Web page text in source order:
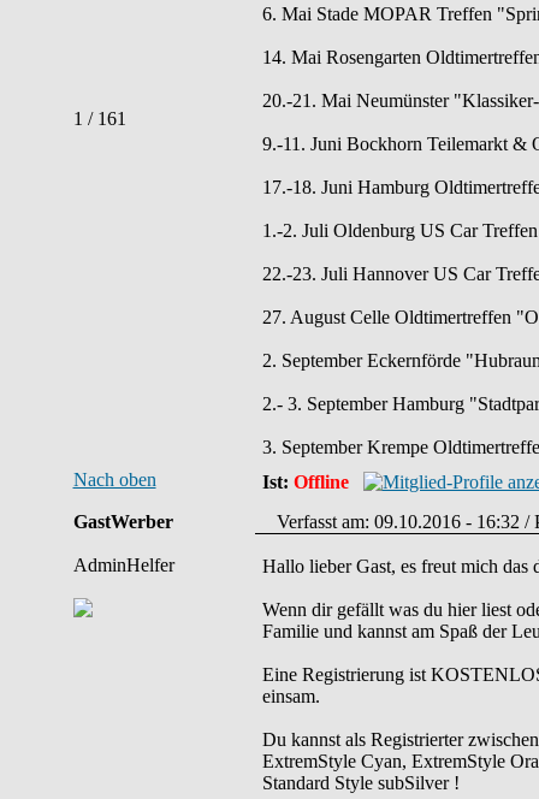
1 / 161
6. Mai Stade MOPAR Treffen
14. Mai Rosengarten
20.-21. Mai Neumünster
9.-11. Juni Bockhorn Teilemarkt &
17.-18. Juni Hamburg
1.-2. Juli Oldenburg US Car
22.-23. Juli Hannover US Car
27. August Celle Oldtimertreffen
2. September Eckernförde
2.- 3. September Hamburg
3. September Krempe
Nach oben
Ist: Offline
GastWerber
AdminHelfer
Verfasst am: 09.10.2016 - 16:32 /
Hallo lieber Gast, es freut mich das
Wenn dir gefällt was du hier liest
Familie und kannst am Spaß der
Eine Registrierung ist
einsam.
Du kannst als Registrierter
ExtremStyle Cyan, ExtremStyle
Standard Style subSilver !